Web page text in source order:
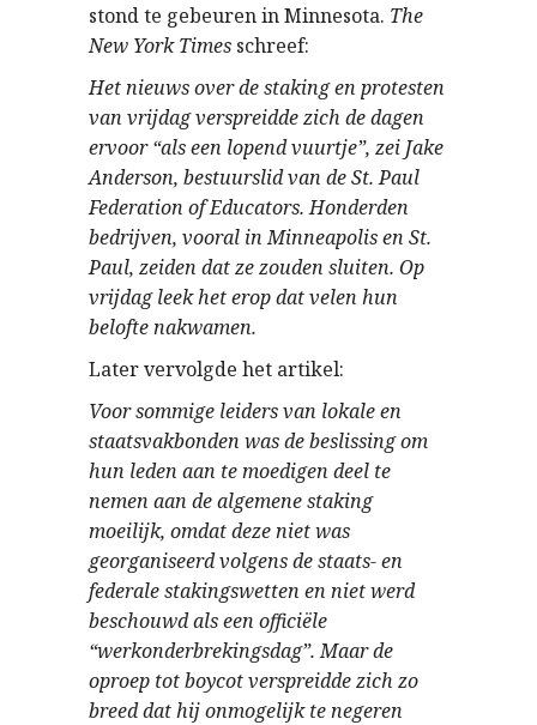
stond te gebeuren in Minnesota. The
New York Times schreef:
Het nieuws over de staking en protesten
van vrijdag verspreidde zich de dagen
ervoor “als een lopend vuurtje”, zei Jake
Anderson, bestuurslid van de St. Paul
Federation of Educators. Honderden
bedrijven, vooral in Minneapolis en St.
Paul, zeiden dat ze zouden sluiten. Op
vrijdag leek het erop dat velen hun
belofte nakwamen.
Later vervolgde het artikel:
Voor sommige leiders van lokale en
staatsvakbonden was de beslissing om
hun leden aan te moedigen deel te
nemen aan de algemene staking
moeilijk, omdat deze niet was
georganiseerd volgens de staats- en
federale stakingswetten en niet werd
beschouwd als een officiële
“werkonderbrekingsdag”. Maar de
oproep tot boycot verspreidde zich zo
breed dat hij onmogelijk te negeren